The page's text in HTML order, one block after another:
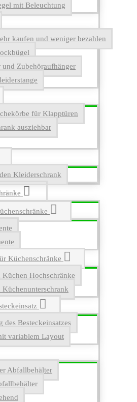
mit Beleuchtung
kaufen und weniger bezahlen
und Zubehöraufhänger
für Klapptüren
ausziehbar
Kleiderschrank
Küchenschränke
Hochschränke
des Besteckeinsatzes
variablem Layout
Abfallbehälter